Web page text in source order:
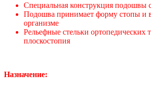
Специальная конструкция подошвы
Подошва принимает форму стопы и в
организме
Рельефные стельки
плоскостопия
Назначение: